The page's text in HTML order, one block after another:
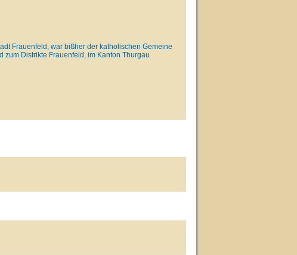
Frauenfeld, war bißher der katholischen Gemeine
Distrikte Frauenfeld, im Kanton Thurgau.